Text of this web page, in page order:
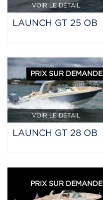
VOIR LE DÉTAIL
LAUNCH GT 25 OB
VOIR LE DÉTAIL
PRIX SUR DEMANDE
LAUNCH GT 28 OB
PRIX SUR DEMANDE